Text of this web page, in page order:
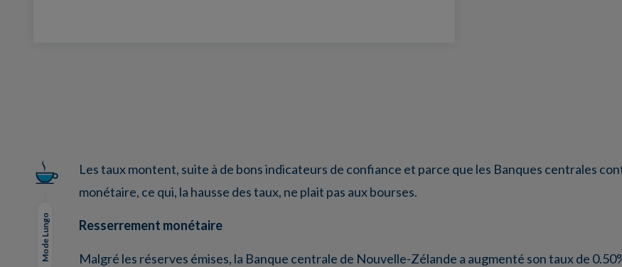
Mode Lungo
Les taux montent, suite à de bons indicateurs de confiance et parce que les Banques centrales
monétaire, ce qui, la hausse des taux, ne plait pas aux bourses.
Resserrement monétaire
Malgré les réserves émises, la Banque centrale de Nouvelle-Zélande a augmenté son taux de